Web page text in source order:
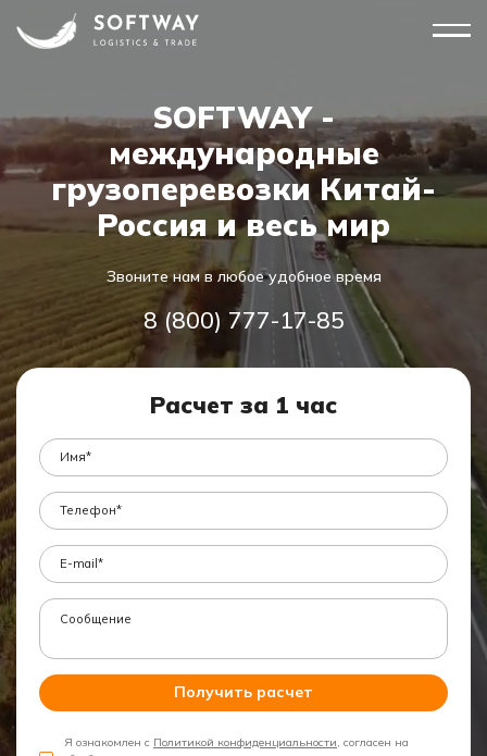
SOFTWAY -
международные
грузоперевозки Китай-
Россия и весь мир
Звоните нам в любое удобное время
8 (800) 777-17-85
Расчет за 1 час
Получить расчет
Я ознакомлен с Политикой конфиденциальности, согласен на